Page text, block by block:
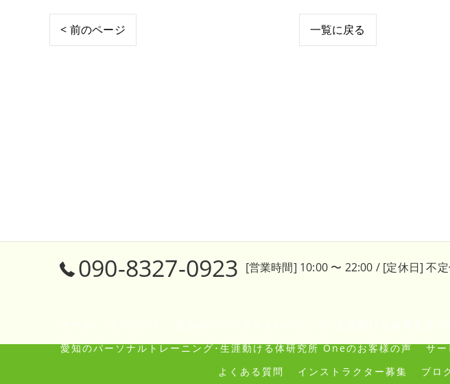
< 前のページ 一覧に戻る
090-8327-0923 [営業時間] 10:00 〜 22:00 / [定休日] 不
愛知のパーソナルトレーニング･生涯動ける体研究所 Oneのお客様の声
サー
よくある質問
インストラクター募集 ブロ